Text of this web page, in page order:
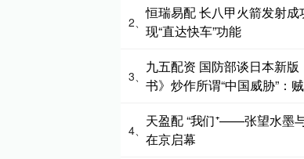
2、
恒瑞易配 长八甲火箭发射成
现“直达快车”功能
3、
九五配资 国防部谈日本新版
书》炒作所谓“中国威胁”：
4、
天盈配 “我们⁺——张望水墨
在京启幕